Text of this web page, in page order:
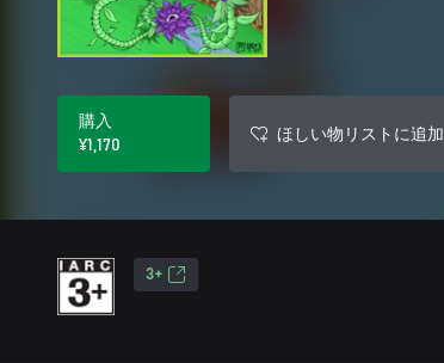
購入
¥1,170
ほしい物リストに追加
3+